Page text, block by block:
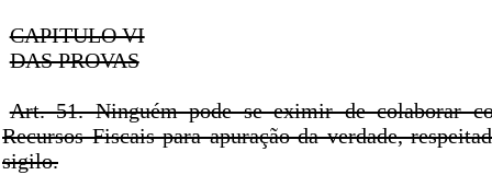
CAPITULO VI
DAS PROVAS
Art. 51. Ninguém pode se eximir de colaborar
Recursos Fiscais para apuração da verdade,
sigilo.